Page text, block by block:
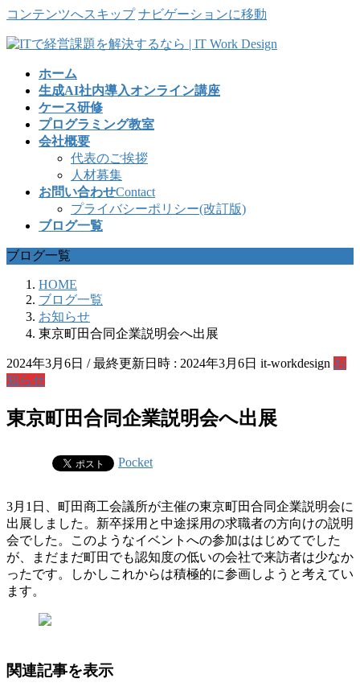
コンテンツへスキップ ナビゲーションに移動
ホーム
生成AI社内導入オンライン講座
ケース研修
プログラミング教室
会社概要
代表のご挨拶
人材募集
お問い合わせContact
プライバシーポリシー(改訂版)
ブログ一覧
ブログ一覧
HOME
ブログ一覧
お知らせ
東京町田合同企業説明会へ出展
2024年3月6日 / 最終更新日時 : 2024年3月6日 it-workdesign お
知らせ
東京町田合同企業説明会へ出展
Pocket
3月1日、町田商工会議所が主催の東京町田合同企業説明会に
出展しました。新卒採用と中途採用の求職者の方向けの説明
会でした。このようなイベントへの参加ははじめてでした
が、まだまだ町田でも認知度の低いの会社で来訪者は少なか
ったです。しかしこれからは積極的に参画しようと考えてい
ます。
関連記事を表示